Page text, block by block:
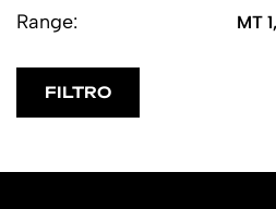
Range: MT
FILTRO